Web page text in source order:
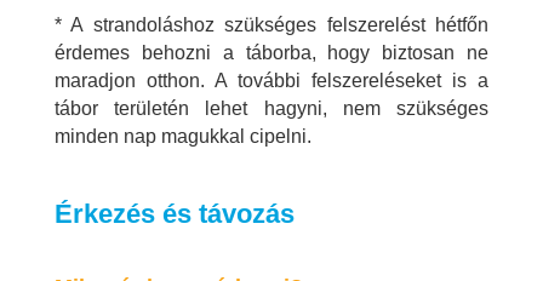
* A strandoláshoz szükséges felszerelést hétfőn
érdemes behozni a táborba, hogy biztosan ne
maradjon otthon. A további felszereléseket is a
tábor területén lehet hagyni, nem szükséges
minden nap magukkal cipelni.
Érkezés és távozás